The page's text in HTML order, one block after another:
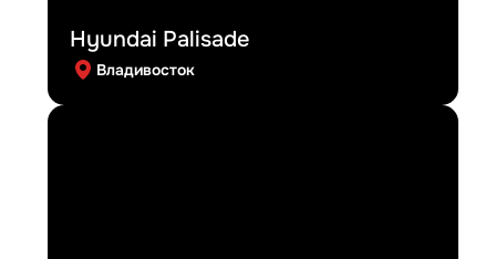
Hyundai Palisade
Владивосток